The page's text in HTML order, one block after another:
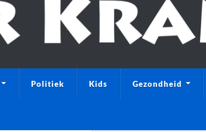
Politiek Kids Gezondheid